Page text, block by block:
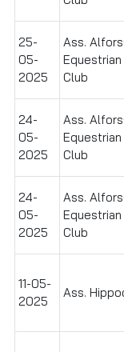
25-
05-
2025
Ass.
Equestrian
Club
24-
05-
2025
Ass.
Equestrian
Club
24-
05-
2025
Ass.
Equestrian
Club
11-05-
2025
Ass.